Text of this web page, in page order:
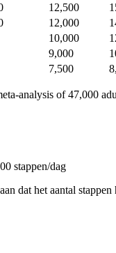
12,500
12,000
10,000
9,000
7,500
analysis of 47,000
stappen/dag
dat het aantal